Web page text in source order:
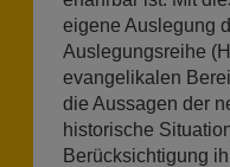
eigene Auslegung
Auslegungsreihe
evangelikalen
die Aussagen der
historische
Berücksichtigung